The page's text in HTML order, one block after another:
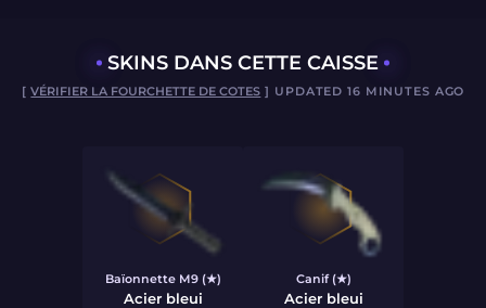
SKINS DANS CETTE CAISSE
[VÉRIFIER LA FOURCHETTE DE COTES ] UPDATED 16 MINUTES AGO
Baïonnette M9 (★)
Acier bleui
Canif (★)
Acier bleui